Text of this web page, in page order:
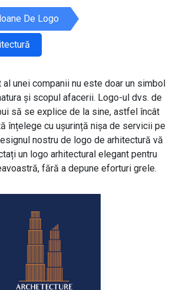
De Logo
unei companii nu este doar un simbol
și scopul afacerii. Logo-ul dvs. de
să se explice de la sine, astfel încât
înțelege cu ușurință nișa de servicii pe
nostru de logo de arhitectură vă
un logo arhitectural elegant pentru
fără a depune eforturi grele.